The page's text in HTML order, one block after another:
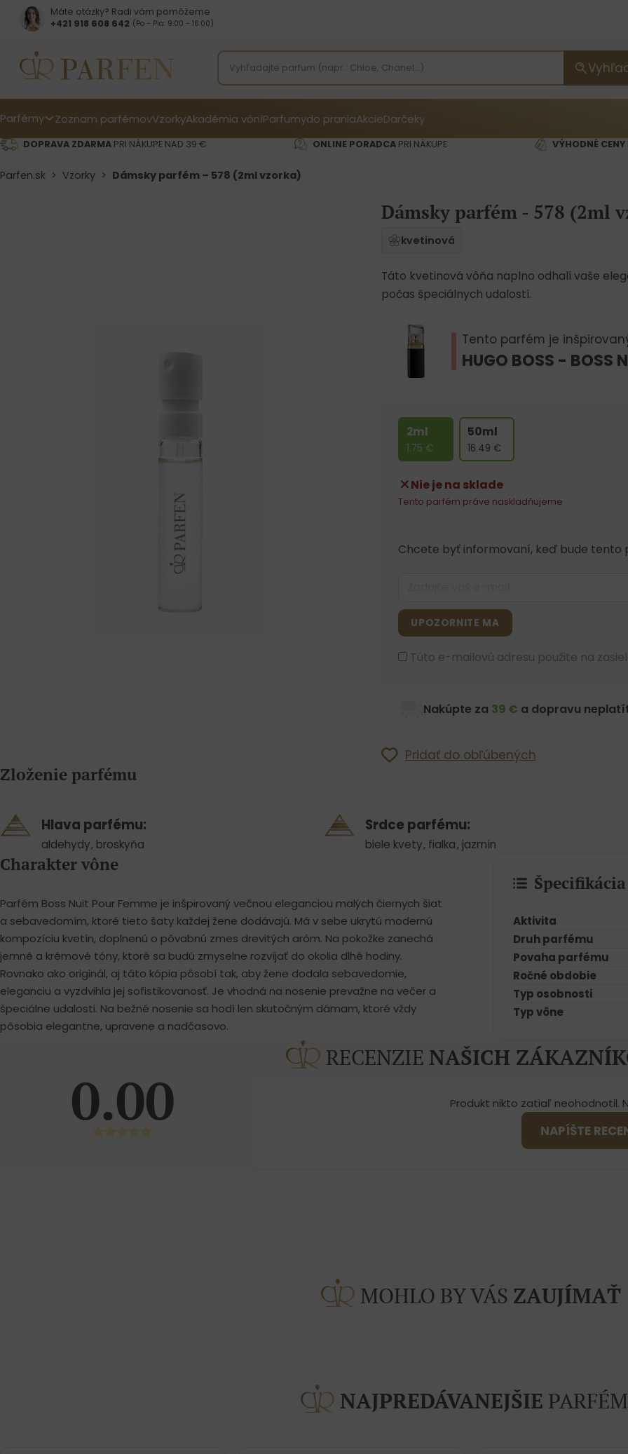
Máte otázky? Radi vám pomôžeme
+421 918 608 642‬ (Po - Pia: 9:00 - 16:00)
Parfémy Zoznam parfémovVzorkyAkadémia vôníParfumydo praniaAkcieDarčeky
DOPRAVA ZDARMA PRI NÁKUPE NAD 39 € ONLINE PORADCAPRI NÁKUPE VÝHODNÉ CENY
Parfen.sk > Vzorky > Dámsky parfém – 578 (2ml vzorka)
Dámsky parfém - 578 (2ml
kvetinová
Táto kvetinová vôňa naplno odhalí vaše
počas špeciálnych udalostí.
Tento parfém je
HUGO BOSS - BOSS
2ml
1.75 €
50ml
16.49 €
Nie je na sklade
Tento parfém práve naskladňujeme
Chcete byť informovaní, keď bude tento
UPOZORNITE MA
Túto e-mailovú adresu použite na
Nakúpte za 39 € a dopravu
Pridať do obľúbených
Zloženie parfému
Hlava parfému:
aldehydy, broskyňa
Srdce parfému:
biele kvety, fialka, jazmín
Charakter vône
Parfém Boss Nuit Pour Femme je inšpirovaný večnou eleganciou malých čiernych šiat
a sebavedomím, ktoré tieto šaty každej žene dodávajú. Má v sebe ukrytú modernú
kompozíciu kvetín, doplnenú o pôvabnú zmes drevitých aróm. Na pokožke zanechá
jemné a krémové tóny, ktoré sa budú zmyselne rozvíjať do okolia dlhé hodiny.
Rovnako ako originál, aj táto kópia pôsobí tak, aby žene dodala sebavedomie,
eleganciu a vyzdvihla jej sofistikovanosť. Je vhodná na nosenie prevažne na večer a
špeciálne udalosti. Na bežné nosenie sa hodí len skutočným dámam, ktoré vždy
pôsobia elegantne, upravene a nadčasovo.
Aktivita
Druh parfému
Povaha parfému
Ročné obdobie
Typ osobnosti
Typ vône
RECENZIE NAŠICH
0.00 Produkt nikto zatiaľ neohodnotil.
NAPÍŠTE
MOHLO BY VÁS ZAUJÍMAŤ
NAJPREDÁVANEJŠIE